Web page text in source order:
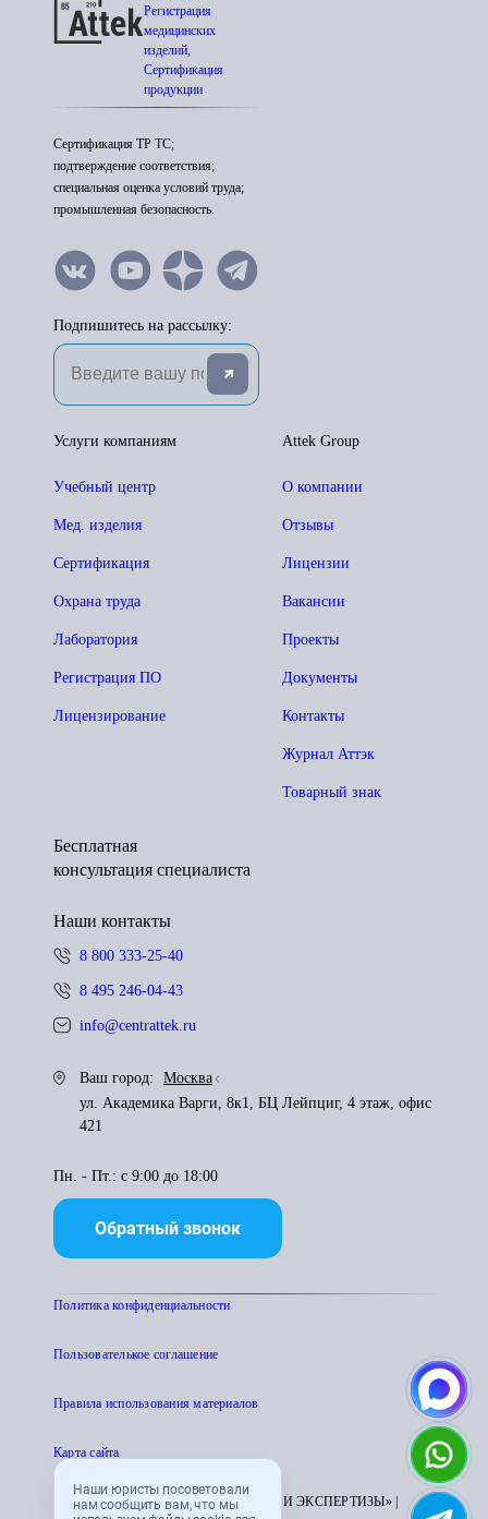
Наши юристы посоветовали
нам сообщить вам, что мы
Регистрация
медицинских
изделий,
Сертификация
продукции
Сертификация ТР ТС;
подтверждение соответствия;
специальная оценка условий труда;
промышленная безопасность.
Подпишитесь на рассылку:
Attek Group
О компании
Отзывы
Лицензии
Вакансии
Проекты
Документы
Контакты
Журнал Аттэк
Товарный знак
Услуги компаниям
Учебный центр
Мед. изделия
Сертификация
Охрана труда
Лаборатория
Регистрация ПО
Лицензирование
Бесплатная
консультация специалиста
Наши контакты
8 800 333-25-40
8 495 246-04-43
info@centrattek.ru
Ваш город:
Москва
ул. Академика Варги, 8к1, БЦ Лейпциг, 4 этаж, офис
421
Пн. - Пт.: с 9:00 до 18:00
Обратный звонок
Политика конфиденциальности
Пользователькое соглашение
Правила использования материалов
Карта сайта
© 1995 - 2026 «ЦЕНТР АТТЕСТАЦИИ И ЭКСПЕРТИЗЫ» |